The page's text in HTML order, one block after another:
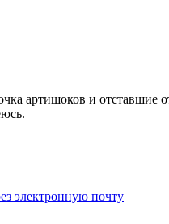
артишоков и
электронную почту